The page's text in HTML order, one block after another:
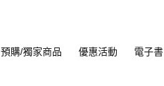
預購/獨家商品 優惠活動 電子書